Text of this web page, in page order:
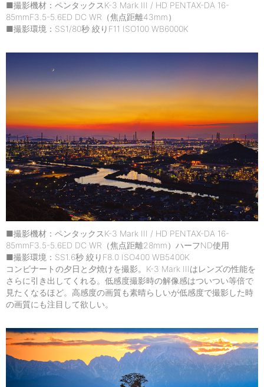
■撮影機材：ペンタックスK-3 Mark III / HD PENTAX-DA 16-
85mmF3.5-5.6ED DC WR（焦点距離43mm）
■撮影環境：SS1/80秒 絞りF11 ISO100 WB6000K
■撮影機材：ペンタックスK-3 Mark III / HD PENTAX-DA 16-
85mmF3.5-5.6ED DC WR（焦点距離28mm）ハーフND使用
■撮影環境：SS1.6秒 絞りF8.0 ISO400 WB5400K
コンビナートの夕日と夕焼けを撮影。K-3 Mark IIIはレンズの性能を
さらに引き出してくれる。低感度撮影時の解像感はついつい等倍で
見たくなるほど。高感度の画質も素晴らしいが低感度で撮影した時
の画質にも注目して欲しい。